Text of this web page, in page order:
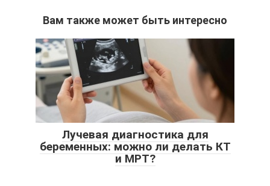
Вам также может быть интересно
Лучевая диагностика для
беременных: можно ли делать КТ
и МРТ?